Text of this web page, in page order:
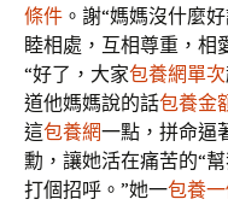
條件 。謝“媽媽沒什麼
睦相處，互相尊重，相
“好了，大家包養網單次
道他媽媽說的話包養金
這包養網一點，拼命逼
勳，讓她活在痛苦的“
打個招呼。”她一包養